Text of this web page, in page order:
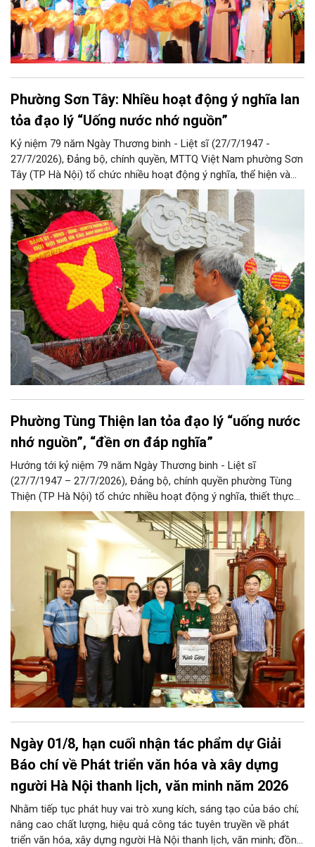
Phường Sơn Tây: Nhiều hoạt động ý nghĩa lan
tỏa đạo lý “Uống nước nhớ nguồn”
Kỷ niệm 79 năm Ngày Thương binh - Liệt sĩ (27/7/1947 -
27/7/2026), Đảng bộ, chính quyền, MTTQ Việt Nam phường Sơn
Tây (TP Hà Nội) tổ chức nhiều hoạt động ý nghĩa, thể hiện và
lan tỏa đạo lý “Uống nước nhớ nguồn”, “Đền ơn đáp nghĩa” tốt
đẹp của dân tộc Việt Nam cũng như người Hà Nội thanh lịch,
văn minh nói riêng.
Phường Tùng Thiện lan tỏa đạo lý “uống nước
nhớ nguồn”, “đền ơn đáp nghĩa”
Hướng tới kỷ niệm 79 năm Ngày Thương binh - Liệt sĩ
(27/7/1947 – 27/7/2026), Đảng bộ, chính quyền phường Tùng
Thiện (TP Hà Nội) tổ chức nhiều hoạt động ý nghĩa, thiết thực
nhằm tri ân người có công, thân nhân người có công với cách
mạng… Qua đó lan tỏa đạo lý “uống nước nhớ nguồn”, đền ơn
đáp nghĩa tốt đẹp của dân tộc Việt Nam nói chung và người Hà
Nội thanh lịch, văn minh nói riêng.
Ngày 01/8, hạn cuối nhận tác phẩm dự Giải
Báo chí về Phát triển văn hóa và xây dựng
người Hà Nội thanh lịch, văn minh năm 2026
Nhằm tiếp tục phát huy vai trò xung kích, sáng tạo của báo chí;
nâng cao chất lượng, hiệu quả công tác tuyên truyền về phát
triển văn hóa, xây dựng người Hà Nội thanh lịch, văn minh; đồng